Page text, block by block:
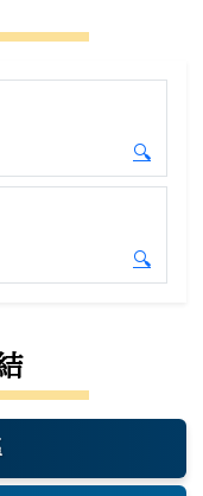
🔍
開始本
🔍
開始舊
視窗)